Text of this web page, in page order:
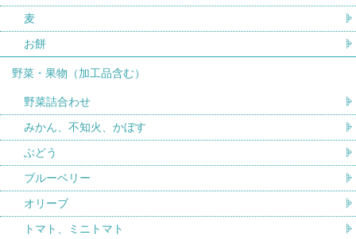
麦
お餅
野菜・果物（加工品含む）
野菜詰合わせ
みかん、不知火、かぼす
ぶどう
ブルーベリー
オリーブ
トマト、ミニトマト